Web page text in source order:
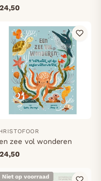
zee vol wonderen
Niet op voorraad